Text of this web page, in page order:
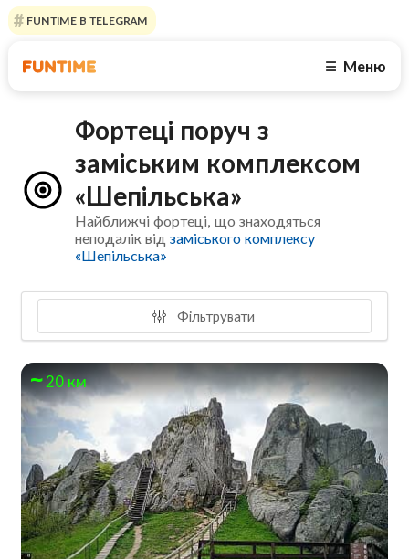
FUNTIME В TELEGRAM
☰ Меню
Фортеці поруч з
заміським комплексом
«Шепільська»
Найближчі фортеці, що знаходяться
неподалік відзаміського комплексу
«Шепільська»
Фільтрувати
20 км